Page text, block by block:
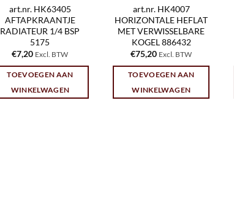
art.nr. HK63405
AFTAPKRAANTJE
RADIATEUR 1/4 BSP
5175
€7,20 Excl. BTW
TOEVOEGEN AAN
WINKELWAGEN
art.nr. HK4007
HORIZONTALE HEFLAT
MET VERWISSELBARE
KOGEL 886432
€75,20 Excl. BTW
TOEVOEGEN AAN
WINKELWAGEN